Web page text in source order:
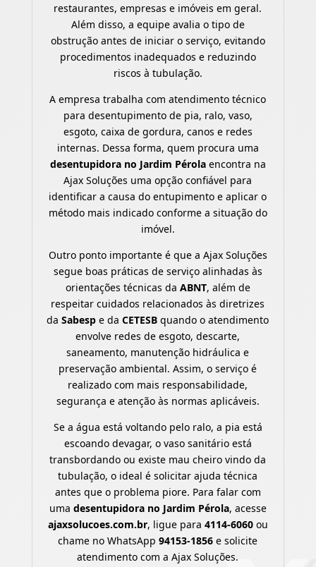
restaurantes, empresas e imóveis em geral.
Além disso, a equipe avalia o tipo de
obstrução antes de iniciar o serviço, evitando
procedimentos inadequados e reduzindo
riscos à tubulação.
A empresa trabalha com atendimento técnico
para desentupimento de pia, ralo, vaso,
esgoto, caixa de gordura, canos e redes
internas. Dessa forma, quem procura uma
desentupidora no Jardim Pérolaencontra na
Ajax Soluções uma opção confiável para
identificar a causa do entupimento e aplicar o
método mais indicado conforme a situação do
imóvel.
Outro ponto importante é que a Ajax Soluções
segue boas práticas de serviço alinhadas às
orientações técnicas da ABNT, além de
respeitar cuidados relacionados às diretrizes
daSabesp e daCETESB quando o atendimento
envolve redes de esgoto, descarte,
saneamento, manutenção hidráulica e
preservação ambiental. Assim, o serviço é
realizado com mais responsabilidade,
segurança e atenção às normas aplicáveis.
Se a água está voltando pelo ralo, a pia está
escoando devagar, o vaso sanitário está
transbordando ou existe mau cheiro vindo da
tubulação, o ideal é solicitar ajuda técnica
antes que o problema piore. Para falar com
uma desentupidora no Jardim Pérola, acesse
ajaxsolucoes.com.br, ligue para 4114-6060ou
chame no WhatsApp94153-1856 e solicite
atendimento com a Ajax Soluções.